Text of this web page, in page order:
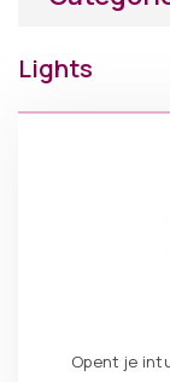
Lights
Opent je